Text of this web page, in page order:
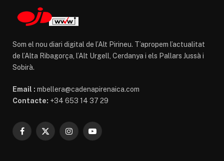
Som el nou diari digital de l’Alt Pirineu. T’apropem l’actualitat
de l’Alta Ribagorça, l’Alt Urgell, Cerdanya i els Pallars Jussà i
Sobirà.
Email : mbellera@cadenapirenaica.com
Contacte: +34 653 14 37 29
Facebook
X
InstagramYouTube